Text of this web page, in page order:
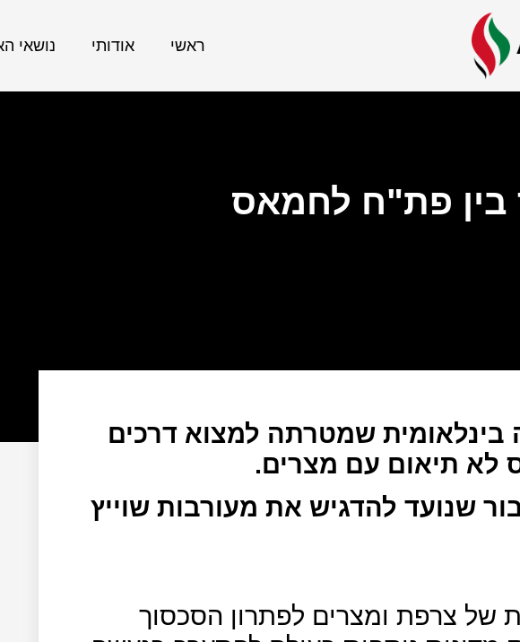
ראשי אודותי נושאי
בין פת"ח לחמאס
בינלאומית שמטרתה למצוא דרכים
לא תיאום עם מצרים.
שנועד להדגיש את מעורבות שוייץ
של צרפת ומצרים לפתרון הסכסוך